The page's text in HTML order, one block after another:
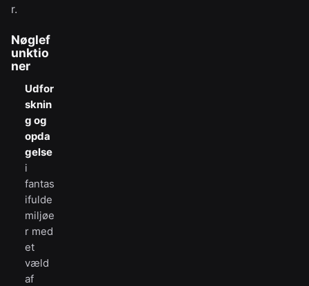
r.
Nøglef
unktio
ner
Udfor
sknin
g og
opda
gelse
i
fantas
ifulde
miljøe
r med
et
væld
af